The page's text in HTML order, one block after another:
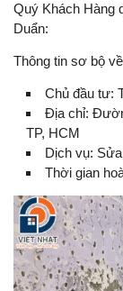
Quý Khách Hàng
Duẩn:
Thông tin sơ bộ
Chủ đầu tư:
Địa chỉ:
TP, HCM
Dịch vụ:
Thời gian